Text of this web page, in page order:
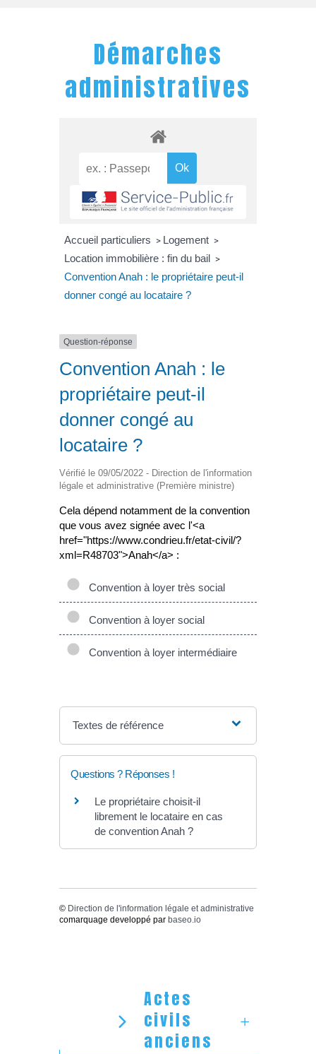
Démarches
administratives
Accueil particuliers > Logement >
Location immobilière : fin du bail >
Convention Anah : le propriétaire peut-il
donner congé au locataire ?
Question-réponse
Convention Anah : le
propriétaire peut-il
donner congé au
locataire ?
Vérifié le 09/05/2022 - Direction de l'information
légale et administrative (Première ministre)
Cela dépend notamment de la convention
que vous avez signée avec l'<a
href="https://www.condrieu.fr/etat-civil/?
xml=R48703">Anah</a> :
Convention à loyer très social
Convention à loyer social
Convention à loyer intermédiaire
Textes de référence
Questions ? Réponses !
Le propriétaire choisit-il
librement le locataire en cas
de convention Anah ?
© Direction de l'information légale et administrative
comarquage developpé par baseo.io
Actes
civils
anciens